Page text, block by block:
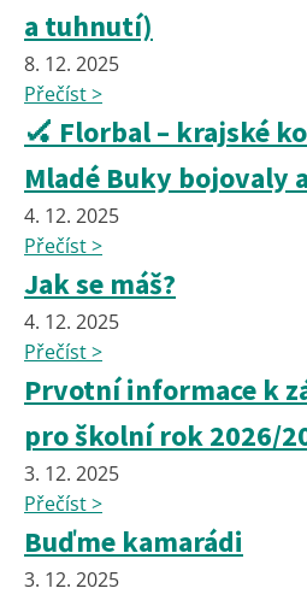
a tuhnutí)
8. 12. 2025
Přečíst >
🏑 Florbal – krajské
Mladé Buky bojovaly
4. 12. 2025
Přečíst >
Jak se máš?
4. 12. 2025
Přečíst >
Prvotní informace k
pro školní rok 2026/
3. 12. 2025
Přečíst >
Buďme kamarádi
3. 12. 2025